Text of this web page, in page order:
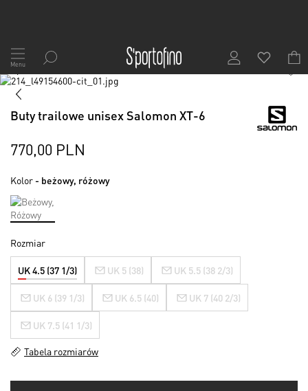
Przejdź
do
treści
Menu
Skip
end
the
images
1/8
Skip
the
the
gallery
Buty trailowe unisex Salomon XT-6
770,00 PLN
Kolor - beżowy, różowy
Rozmiar
UK 4.5 (37 1/3) UK 5 (38) UK 5.5 (38 2/3)
UK 6 (39 1/3) UK 6.5 (40) UK 7 (40 2/3)
UK 7.5 (41 1/3)
Tabela rozmiarów